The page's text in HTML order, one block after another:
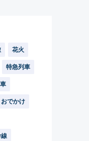
花火
特急列車
おでかけ